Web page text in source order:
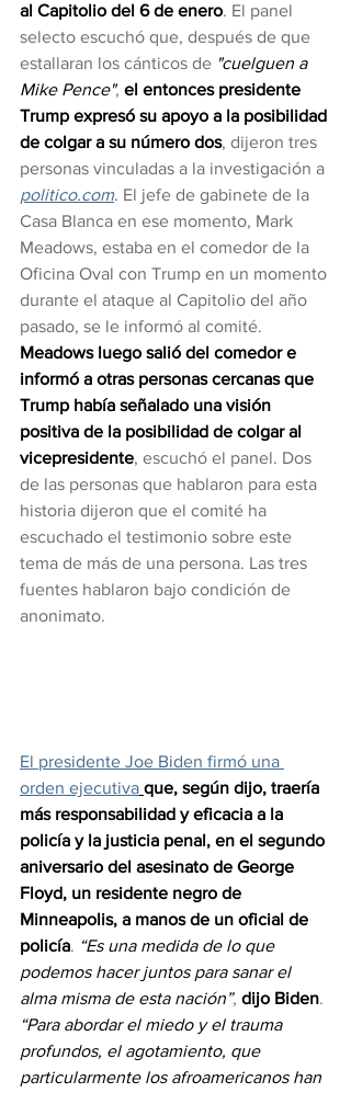
al Capitolio del 6 de enero. El panel
selecto escuchó que, después de que
estallaran los cánticos de "cuelguen a
Mike Pence", el entonces presidente
Trump expresó su apoyo a la posibilidad
de colgar a su número dos, dijeron tres
personas vinculadas a la investigación a
politico.com. El jefe de gabinete de la
Casa Blanca en ese momento, Mark
Meadows, estaba en el comedor de la
Oficina Oval con Trump en un momento
durante el ataque al Capitolio del año
pasado, se le informó al comité.
Meadows luego salió del comedor e
informó a otras personas cercanas que
Trump había señalado una visión
positiva de la posibilidad de colgar al
vicepresidente, escuchó el panel. Dos
de las personas que hablaron para esta
historia dijeron que el comité ha
escuchado el testimonio sobre este
tema de más de una persona. Las tres
fuentes hablaron bajo condición de
anonimato.
El presidente Joe Biden firmó una
orden ejecutiva que, según dijo, traería
más responsabilidad y eficacia a la
policía y la justicia penal, en el segundo
aniversario del asesinato de George
Floyd, un residente negro de
Minneapolis, a manos de un oficial de
policía. “Es una medida de lo que
podemos hacer juntos para sanar el
alma misma de esta nación”, dijo Biden.
“Para abordar el miedo y el trauma
profundos, el agotamiento, que
particularmente los afroamericanos han